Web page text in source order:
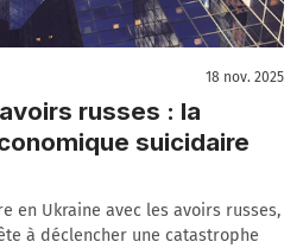
18 nov. 2025
russes : la
suicidaire
en Ukraine avec les avoirs russes,
à déclencher une catastrophe